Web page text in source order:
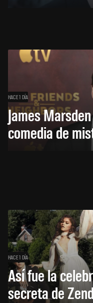
HACE 1 DÍA
James
comedia de
HACE 1 DÍA
Así fue la
secreta de